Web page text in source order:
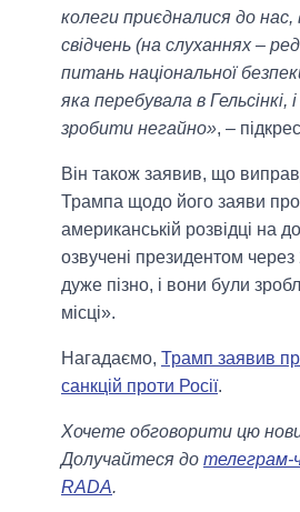
колеги приєдналися до
свідчень (на слуханнях –
питань національної
яка перебувала в Гельсінкі,
зробити негайно», –
Він також заявив, що
Трампа щодо його заяви про
американській розвідці на
озвучені президентом
дуже пізно, і вони були
місці».
Нагадаємо, Трамп заявив
санкцій проти Росії.
Хочете обговорити цю
Долучайтеся до телеграм-
RADA.